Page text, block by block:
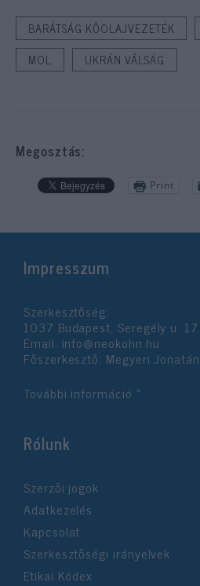
BARÁTSÁG KŐOLAJVEZETÉK
MOL
UKRÁN VÁLSÁG
Megosztás:
Print
Impresszum
Szerkesztőség:
1037 Budapest, Seregély u. 17.
Email: info@neokohn.hu
Főszerkesztő: Megyeri Jonatán
További információ »
Rólunk
Szerzői jogok
Adatkezelés
Kapcsolat
Szerkesztőségi irányelvek
Etikai Kódex